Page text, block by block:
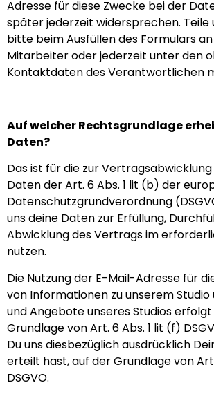
Adresse für diese Zwecke bei der
später jederzeit widersprechen. Teile
bitte beim Ausfüllen des Formulars
Mitarbeiter oder jederzeit unter den
Kontaktdaten des Verantwortlichen
Auf welcher Rechtsgrundlage
Daten?
Das ist für die zur
Daten der Art. 6 Abs. 1 lit (b) der
Datenschutzgrundverordnung
uns deine Daten zur Erfüllung,
Abwicklung des Vertrags im
nutzen.
Die Nutzung der E-Mail-Adresse für
von Informationen zu unserem Studio
und Angebote unseres Studios
Grundlage von Art. 6 Abs. 1 lit (f)
Du uns diesbezüglich ausdrücklich
erteilt hast, auf der Grundlage von
DSGVO.